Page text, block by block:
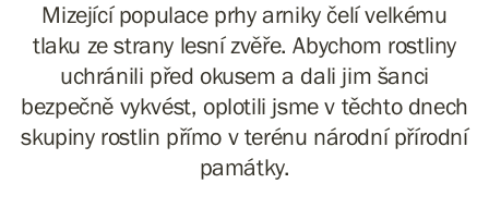
Mizející populace prhy arniky čelí velkému
tlaku ze strany lesní zvěře. Abychom rostliny
uchránili před okusem a dali jim šanci
bezpečně vykvést, oplotili jsme v těchto dnech
skupiny rostlin přímo v terénu národní přírodní
památky.